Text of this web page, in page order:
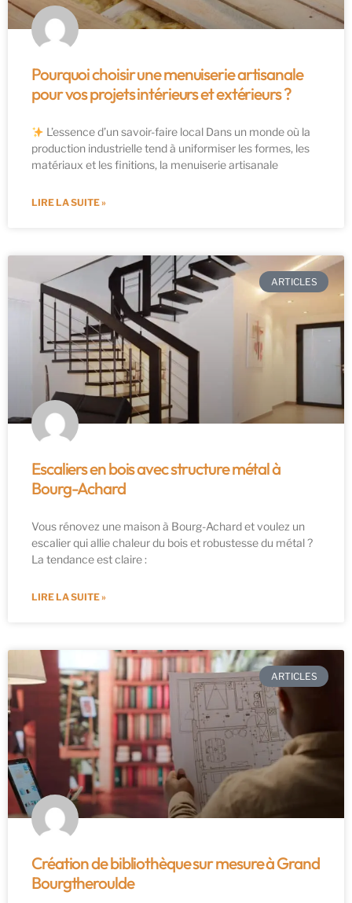
Pourquoi choisir une menuiserie artisanale
pour vos projets intérieurs et extérieurs ?
L’essence d’un savoir-faire local Dans un monde où la
production industrielle tend à uniformiser les formes, les
matériaux et les finitions, la menuiserie artisanale
LIRE LA SUITE »
ARTICLES
Escaliers en bois avec structure métal à
Bourg-Achard
Vous rénovez une maison à Bourg-Achard et voulez un
escalier qui allie chaleur du bois et robustesse du métal ?
La tendance est claire :
LIRE LA SUITE »
ARTICLES
Création de bibliothèque sur mesure à Grand
Bourgtheroulde